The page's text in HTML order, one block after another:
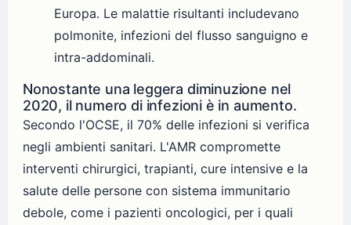
Europa. Le malattie risultanti includevano
polmonite, infezioni del flusso sanguigno e
intra-addominali.
Nonostante una leggera diminuzione nel
2020, il numero di infezioni è in aumento.
Secondo l'OCSE, il 70% delle infezioni si verifica
negli ambienti sanitari. L'AMR compromette
interventi chirurgici, trapianti, cure intensive e la
salute delle persone con sistema immunitario
debole, come i pazienti oncologici, per i quali